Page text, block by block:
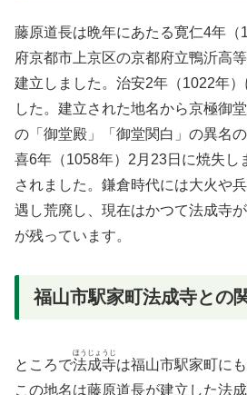
藤原道長は晩年にあたる寛仁4年（
府京都市上京区の京都府立鴨沂高
建立しました。治安2年（1022年
した。建立された地名から京極御
の「御堂殿」「御堂関白」の異名
喜6年（1058年）2月23日に焼失し
されました。鎌倉時代には大火や
遇し荒廃し、現在はかつて法成寺
が残っています。
福山市駅家町法成寺との
ところで法成寺
ほうじょうじ
は福山市駅家町に
この地名は藤原道長が建立した法